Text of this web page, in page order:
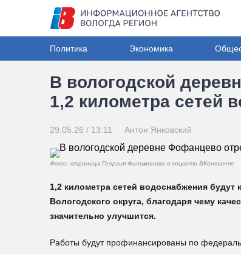
Политика Экономика
В вологодской
1,2 километра сетей
29.05.26 / 13:11 Антон Янковский
Фото: страница Георгия Филимонова в соцсети ВКонтакте
1,2 километра сетей водоснабжения
Вологодского округа, благодаря чему
значительно улучшится.
Работы будут профинансированы по